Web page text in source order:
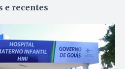
e recentes